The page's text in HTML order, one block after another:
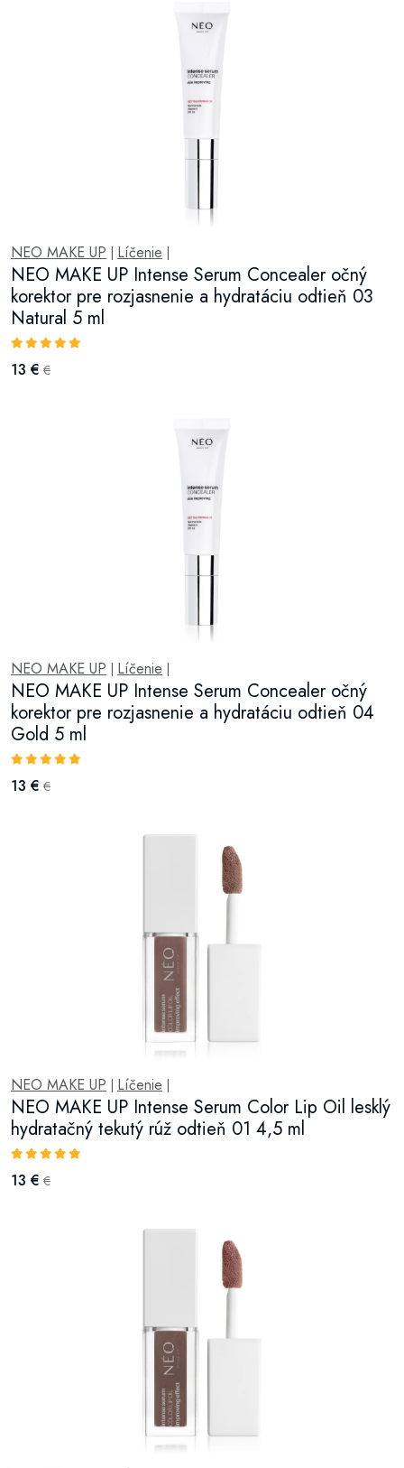
NEO MAKE UP Líčenie
NEO MAKE UP Intense Serum Concealer očný
korektor pre rozjasnenie a hydratáciu odtieň 03
Natural 5 ml
13 € €
NEO MAKE UP Líčenie
NEO MAKE UP Intense Serum Concealer očný
korektor pre rozjasnenie a hydratáciu odtieň 04
Gold 5 ml
13 € €
NEO MAKE UP Líčenie
NEO MAKE UP Intense Serum Color Lip Oil lesklý
hydratačný tekutý rúž odtieň 01 4,5 ml
13 € €